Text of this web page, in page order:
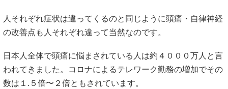
人それぞれ症状は違ってくるのと同じように頭痛・自律神経
の改善点も人それぞれ違って当然なのです。
日本人全体で頭痛に悩まされている人は約４０００万人と言
われてきました。コロナによるテレワーク勤務の増加でその
数は１.５倍〜２倍ともされています。